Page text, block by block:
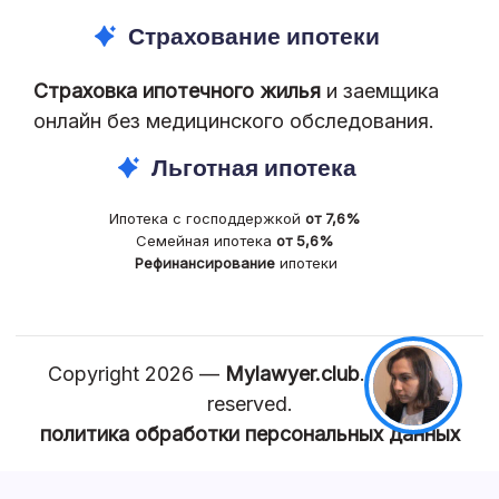
Страхование ипотеки
Страховка ипотечного жилья и заемщика
онлайн без медицинского обследования.
Льготная ипотека
Ипотека с господдержкой от 7,6%
Семейная ипотека от 5,6%
Рефинансирование ипотеки
Copyright 2026 — Mylawyer.club. All rights
reserved.
политика обработки персональных данных